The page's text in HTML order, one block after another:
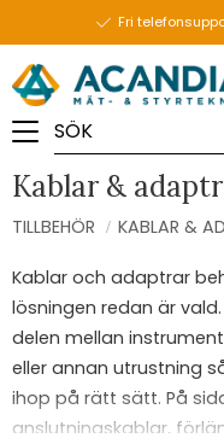
Fri
Kablar &
TILLBEHÖR KABLAR &
Kablar och adaptrar
lösningen redan är
delen mellan
eller annan utrustning
ihop på rätt sätt. På
anslutningskablar,